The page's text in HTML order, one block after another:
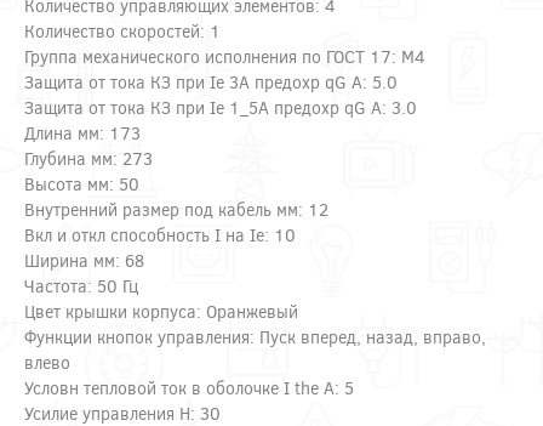
Количество управляющих элементов: 4
Количество скоростей: 1
Группа механического исполнения по ГОСТ 17: М4
Защита от тока КЗ при Ie 3A предохр qG А: 5.0
Защита от тока КЗ при Ie 1_5A предохр qG А: 3.0
Длина мм: 173
Глубина мм: 273
Высота мм: 50
Внутренний размер под кабель мм: 12
Вкл и откл способность I на Ie: 10
Ширина мм: 68
Частота: 50 Гц
Цвет крышки корпуса: Оранжевый
Функции кнопок управления: Пуск вперед, назад, вправо,
влево
Условн тепловой ток в оболочке I the А: 5
Усилие управления Н: 30